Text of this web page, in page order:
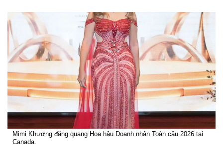
Mimi Khương đăng quang Hoa hậu Doanh nhân Toàn cầu 2026 tại
Canada.